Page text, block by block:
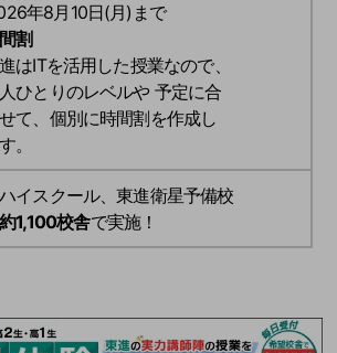
年8月10日(月)まで
割
はITを活用した授業なので、
ひとりのレベルや 予定に合
て、個別に時間割を作成し
。
イスクール、東進衛星予備校
1,100校舎で実施！